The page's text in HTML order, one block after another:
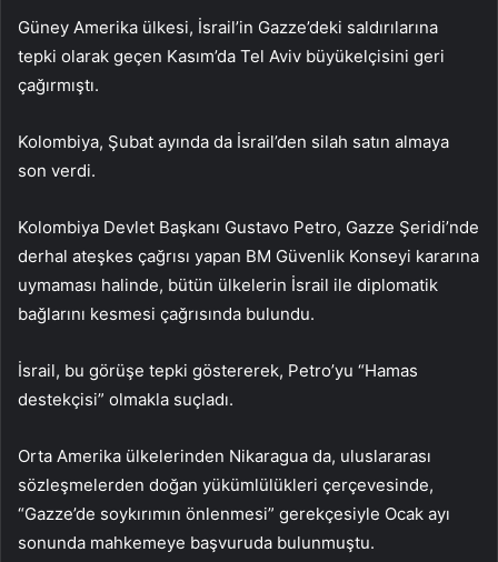
Güney Amerika ülkesi, İsrail’in Gazze’deki saldırılarına
tepki olarak geçen Kasım’da Tel Aviv büyükelçisini geri
çağırmıştı.
Kolombiya, Şubat ayında da İsrail’den silah satın almaya
son verdi.
Kolombiya Devlet Başkanı Gustavo Petro, Gazze Şeridi’nde
derhal ateşkes çağrısı yapan BM Güvenlik Konseyi kararına
uymaması halinde, bütün ülkelerin İsrail ile diplomatik
bağlarını kesmesi çağrısında bulundu.
İsrail, bu görüşe tepki göstererek, Petro’yu “Hamas
destekçisi” olmakla suçladı.
Orta Amerika ülkelerinden Nikaragua da, uluslararası
sözleşmelerden doğan yükümlülükleri çerçevesinde,
“Gazze’de soykırımın önlenmesi” gerekçesiyle Ocak ayı
sonunda mahkemeye başvuruda bulunmuştu.